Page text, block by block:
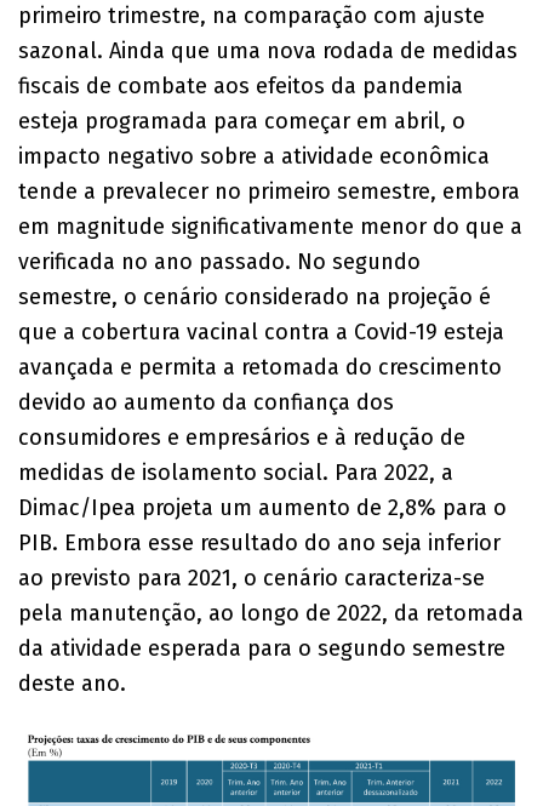
primeiro trimestre, na comparação com ajuste
sazonal. Ainda que uma nova rodada de medidas
fiscais de combate aos efeitos da pandemia
esteja programada para começar em abril, o
impacto negativo sobre a atividade econômica
tende a prevalecer no primeiro semestre, embora
em magnitude significativamente menor do que a
verificada no ano passado. No segundo
semestre, o cenário considerado na projeção é
que a cobertura vacinal contra a Covid-19 esteja
avançada e permita a retomada do crescimento
devido ao aumento da confiança dos
consumidores e empresários e à redução de
medidas de isolamento social. Para 2022, a
Dimac/Ipea projeta um aumento de 2,8% para o
PIB. Embora esse resultado do ano seja inferior
ao previsto para 2021, o cenário caracteriza-se
pela manutenção, ao longo de 2022, da retomada
da atividade esperada para o segundo semestre
deste ano.